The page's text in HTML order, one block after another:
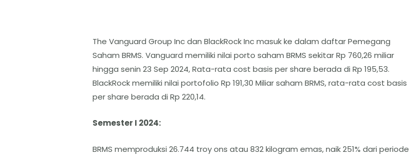
The Vanguard Group Inc dan BlackRock Inc masuk ke dalam daftar Pemegang
Saham BRMS. Vanguard memiliki nilai porto saham BRMS sekitar Rp 760,26 miliar
hingga senin 23 Sep 2024, Rata-rata cost basis per share berada di Rp 195,53.
BlackRock memiliki nilai portofolio Rp 191,30 Miliar saham BRMS, rata-rata cost basis
per share berada di Rp 220,14.
Semester I 2024:
BRMS memproduksi 26.744 troy ons atau 832 kilogram emas, naik 251% dari periode